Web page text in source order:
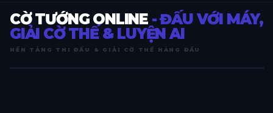
CỜ TƯỚNG ONLINE - ĐẤU VỚI MÁY,
GIẢI CỜ THẾ & LUYỆN AI
NỀN TẢNG THI ĐẤU & GIẢI CỜ THẾ HÀNG ĐẦU